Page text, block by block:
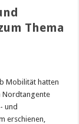
Thema
Mobilität hatten
Nordtangente
und
erschienen,